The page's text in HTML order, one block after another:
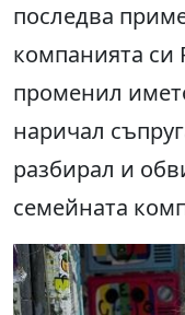
последва
компанията си
променил
наричал
разбирал и
семейната